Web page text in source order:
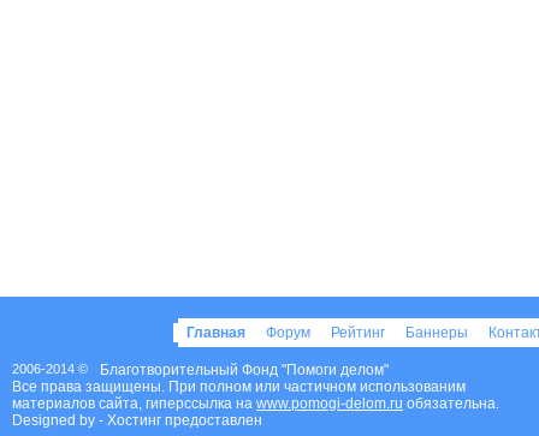
Главная Форум Рейтинг Баннеры
2006-2014 ©
Благотворительный Фонд "Помоги делом"
Все права защищены. При полном или частичном использованим
материалов сайта, гиперссылка на www.pomogi-delom.ru обязательна.
Designed by - Хостинг предоставлен